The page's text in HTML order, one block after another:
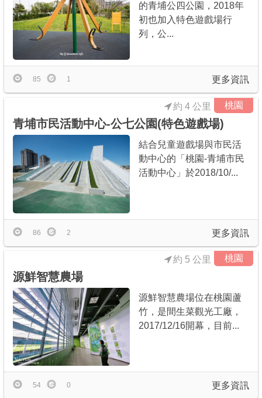
的青埔公四公園，2018年
初也加入特色遊戲場行
列，公...
更多資訊
85 1
桃園
青埔市民活動中心-公七公園(特色遊戲場)
約 4 公里
結合兒童遊戲場與市民活
動中心的「桃園-青埔市民
活動中心」於2018/10/...
更多資訊
86 2
桃園
源鮮智慧農場
約 5 公里
源鮮智慧農場位在桃園蘆
竹，是間生菜觀光工廠，
2017/12/16開幕，目前...
更多資訊
54 0